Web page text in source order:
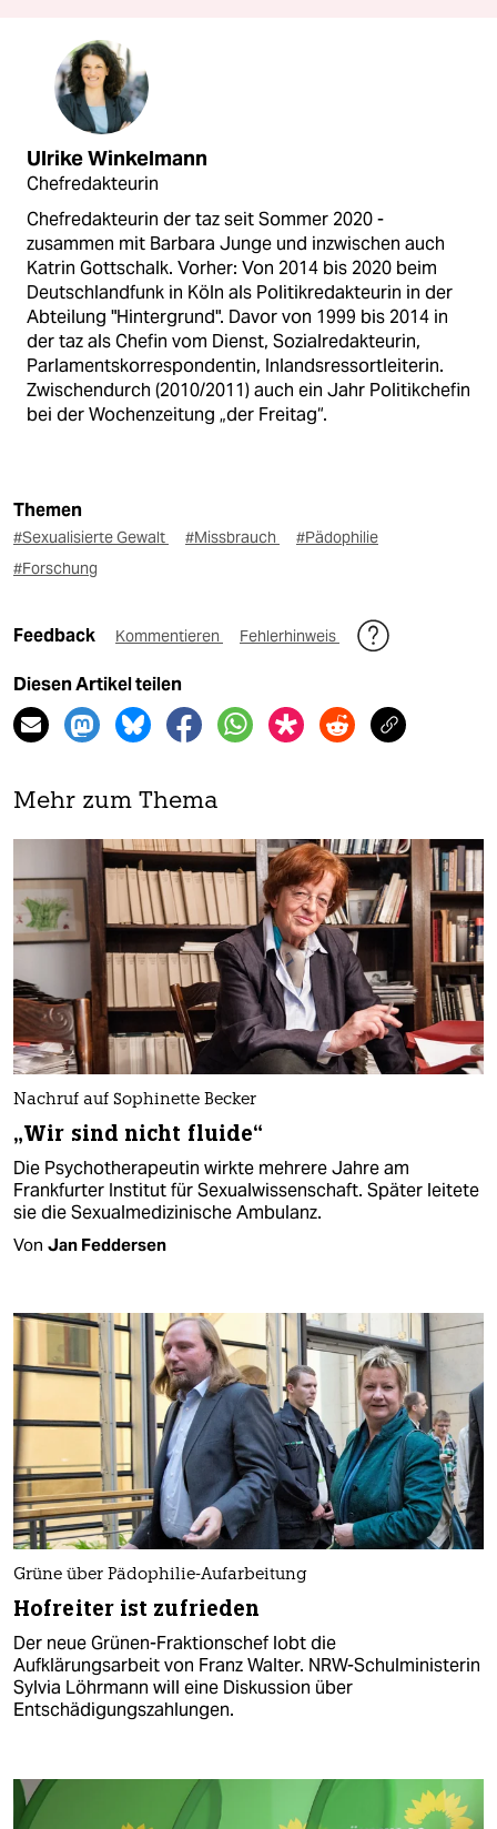
Ulrike Winkelmann
Chefredakteurin
Chefredakteurin der taz seit Sommer 2020 -
zusammen mit Barbara Junge und inzwischen auch
Katrin Gottschalk. Vorher: Von 2014 bis 2020 beim
Deutschlandfunk in Köln als Politikredakteurin in der
Abteilung "Hintergrund". Davor von 1999 bis 2014 in
der taz als Chefin vom Dienst, Sozialredakteurin,
Parlamentskorrespondentin, Inlandsressortleiterin.
Zwischendurch (2010/2011) auch ein Jahr Politikchefin
bei der Wochenzeitung „der Freitag“.
Themen
#Sexualisierte Gewalt #Missbrauch
#Pädophilie
#Forschung
Feedback Kommentieren Fehlerhinweis
Diesen Artikel teilen
Mehr zum Thema
Nachruf auf Sophinette Becker
„Wir sind nicht fluide“
Die Psychotherapeutin wirkte mehrere Jahre am
Frankfurter Institut für Sexualwissenschaft. Später leitete
sie die Sexualmedizinische Ambulanz.
Von Jan Feddersen
Grüne über Pädophilie-Aufarbeitung
Hofreiter ist zufrieden
Der neue Grünen-Fraktionschef lobt die
Aufklärungsarbeit von Franz Walter. NRW-Schulministerin
Sylvia Löhrmann will eine Diskussion über
Entschädigungszahlungen.